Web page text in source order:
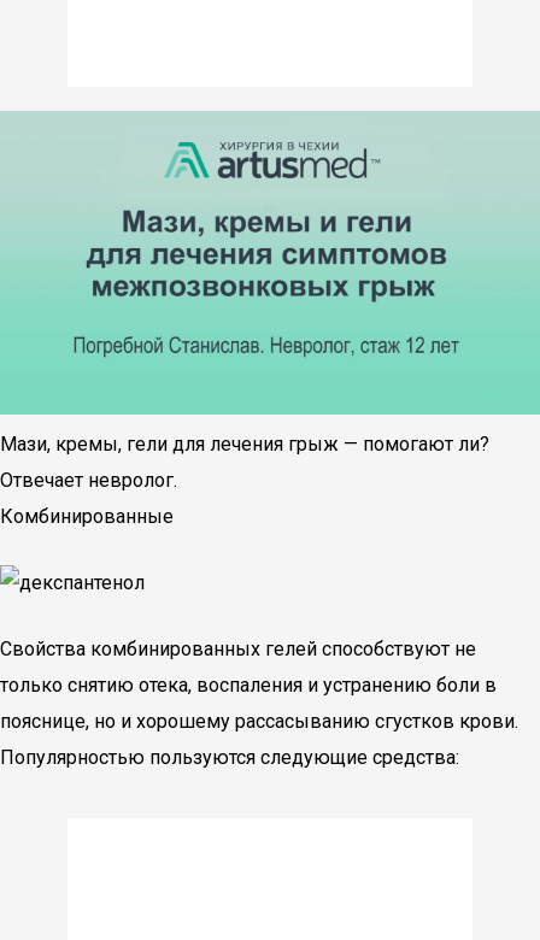
Мази, кремы, гели для лечения грыж — помогают ли?
Отвечает невролог.
Комбинированные
Свойства комбинированных гелей способствуют не
только снятию отека, воспаления и устранению боли в
пояснице, но и хорошему рассасыванию сгустков крови.
Популярностью пользуются следующие средства: